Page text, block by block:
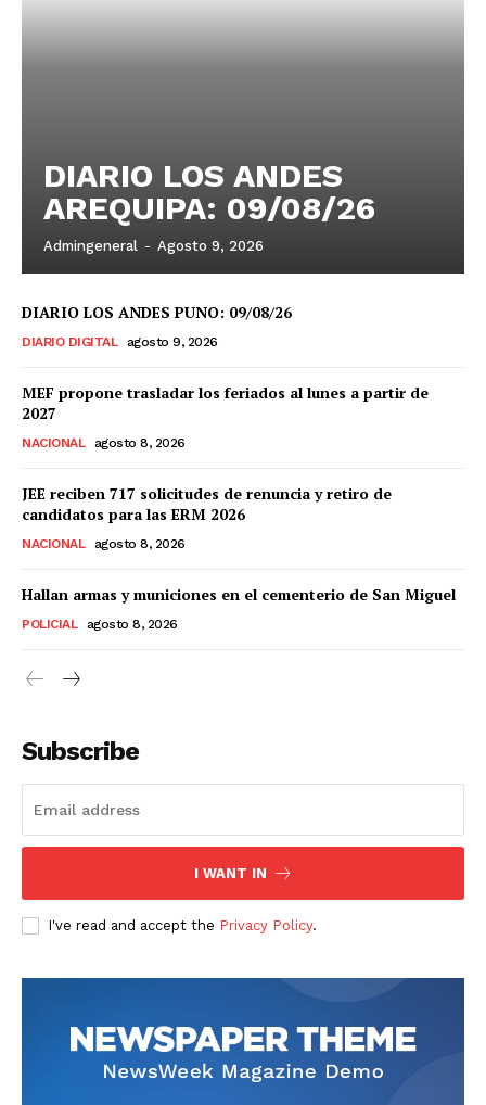
SUSCRIBETE
Nosotros
DIARIO LOS ANDES
AREQUIPA: 09/08/26
Admingeneral - Agosto 9, 2026
DIARIO LOS ANDES PUNO: 09/08/26
DIARIO DIGITAL agosto 9, 2026
MEF propone trasladar los feriados al lunes a partir de
2027
NACIONAL agosto 8, 2026
JEE reciben 717 solicitudes de renuncia y retiro de
candidatos para las ERM 2026
NACIONAL agosto 8, 2026
Hallan armas y municiones en el cementerio de San Miguel
POLICIAL agosto 8, 2026
Subscribe
I WANT IN
I've read and accept the Privacy Policy.